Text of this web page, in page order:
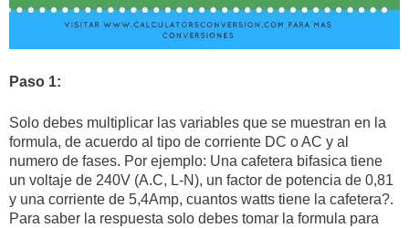
Paso 1:
Solo debes multiplicar las variables que se muestran en la
formula, de acuerdo al tipo de corriente DC o AC y al
numero de fases. Por ejemplo: Una cafetera bifasica tiene
un voltaje de 240V (A.C, L-N), un factor de potencia de 0,81
y una corriente de 5,4Amp, cuantos watts tiene la cafetera?.
Para saber la respuesta solo debes tomar la formula para